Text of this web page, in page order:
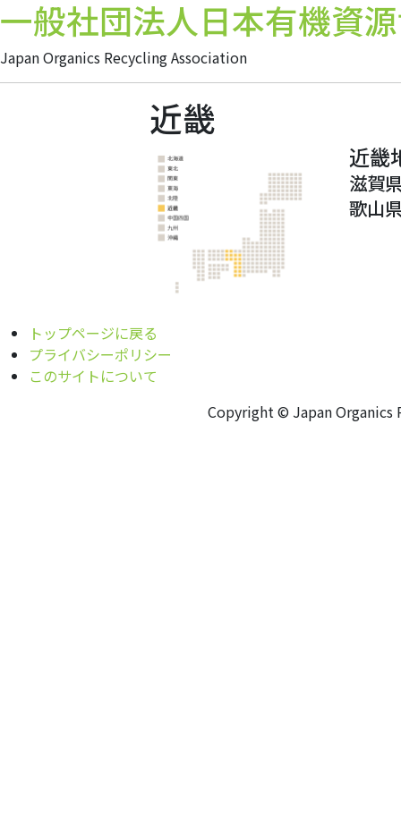
一般社団法人日本有機資
Japan Organics Recycling Association
近畿
近畿
滋賀
歌山
トップページに戻る
プライバシーポリシー
このサイトについて
Copyright © Japan Organics